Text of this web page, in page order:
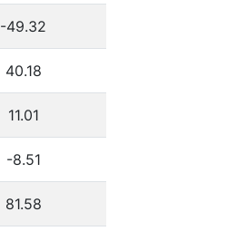
-49.32
40.18
11.01
-8.51
81.58